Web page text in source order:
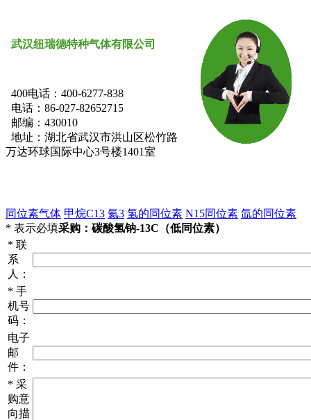
武汉纽瑞德特种气体有限公司
400电话：400-6277-838
电话：86-027-82652715
邮编：430010
地址：湖北省武汉市洪山区松竹路
万达环球国际中心3号楼1401室
同位素气体 甲烷C13 氦3 氢的同位素 N15同位素 氙的同位素
* 表示必填采购：碳酸氢钠-13C（低同位素）
* 联
系
人：
* 手
机号
码：
电子
邮
件：
* 采
购意
向描